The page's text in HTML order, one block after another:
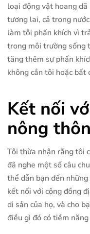
loại động vật hoang
tương lai, cả trong
làm tôi phấn khích vì
trong môi trường sống
tăng thêm sự phấn
không cắn tôi hoặc bất
Kết nối
nông thôn
Tôi thừa nhận rằng tôi
đã nghe một số câu
thể dẫn bạn đến
kết nối với cộng đồng
di sản của họ, và cho
điều gì đó có tiềm